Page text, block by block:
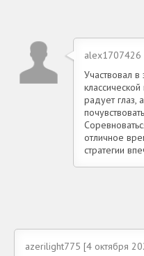
alex1707426
Участвовал
радует глаз,
отличное
стратегии
azerilight775 [4 октября